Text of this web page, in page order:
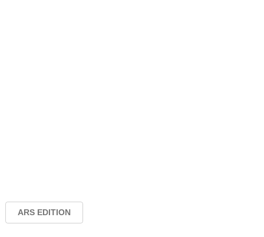
ARS EDITION